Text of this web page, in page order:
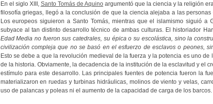
En el siglo XIII, Santo Tomás de Aquinoargumentó que la ciencia y la religión
filosofía griegas, llegó a la conclusión de que la ciencia alejaba a las
Los europeos siguieron a Santo Tomás, mientras que el islamismo siguió a
subyace al tan distinto desarrollo técnico de ambas culturas. El historiador
Edad Media no fueron sus catedrales, su épica o su escolástica, sino la
civilización compleja que no se basó en el esfuerzo de esclavos o peones,
Esto se debe a que la revolución medieval de la fuerza y la potencia es uno
de la historia. Obviamente, la decadencia de la institución de la esclavitud y el
estímulo para este desarrollo. Las principales fuentes de potencia fueron la
materializaron en ruedas y turbinas hidráulicas, molinos de viento y velas,
uso de palancas y poleas ni el aumento de la capacidad de carga de los barcos.